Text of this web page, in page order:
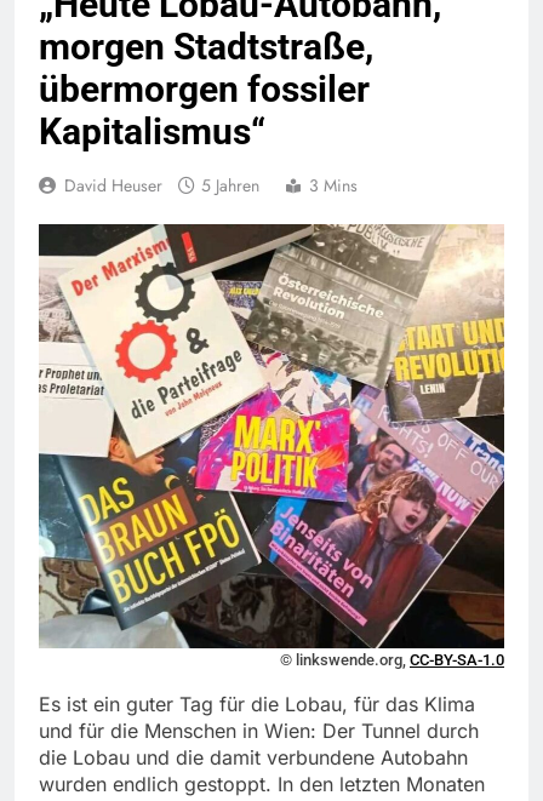
morgen Stadtstraße,
übermorgen fossiler
Kapitalismus“
David Heuser 5 Jahren 3 Mins
© linkswende.org, CC-BY-SA-1.0
Es ist ein guter Tag für die Lobau, für das Klima
und für die Menschen in Wien: Der Tunnel durch
die Lobau und die damit verbundene Autobahn
wurden endlich gestoppt. In den letzten Monaten